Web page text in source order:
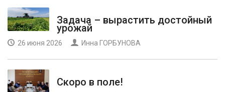
Задача – вырастить достойный
урожай
26 июня 2026 Инна ГОРБУНОВА
Скоро в поле!